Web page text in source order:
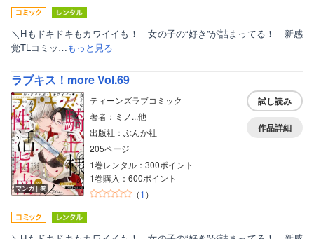
＼Hもドキドキもカワイイも！ 女の子の“好き”が詰まってる！ 新感
覚TLコミッ…もっと見る
ラブキス！more Vol.69
マンガ｜巻
ティーンズラブコミック
著者：ミノ...他
出版社：ぶんか社
205ページ
1巻レンタル：300ポイント
1巻購入：600ポイント
（1 ）
試し読み
作品詳細